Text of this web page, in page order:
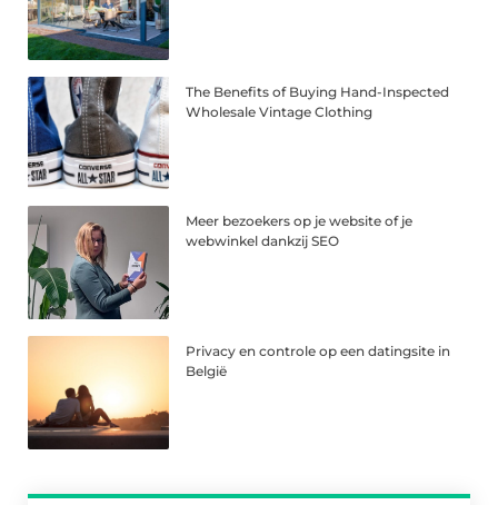
The Benefits of Buying Hand-Inspected
Wholesale Vintage Clothing
Meer bezoekers op je website of je
webwinkel dankzij SEO
Privacy en controle op een datingsite in
België